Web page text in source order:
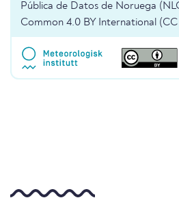
Pública de Datos de Noruega
Common 4.0 BY International (CC